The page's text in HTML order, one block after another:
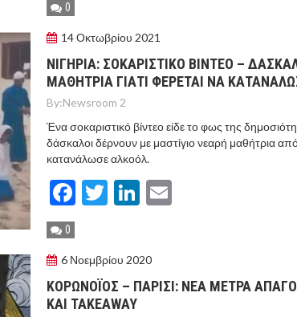
0
14 Οκτωβρίου 2021
ΝΙΓΗΡIΑ: ΣΟΚΑΡΙΣΤΙΚO ΒIΝΤΕΟ –
ΜΑΘΗΤΡΙΑ ΓΙΑΤΙ ΦΕΡΕΤΑΙ ΝΑ
By:Newsroom 2
Ένα σοκαριστικό βίντεο είδε το φως της
δάσκαλοι δέρνουν με μαστίγιο νεαρή μαθήτρια
κατανάλωσε αλκοόλ.
Facebook
TwitterLinkedIn
0
6 Νοεμβρίου 2020
ΚΟΡΩΝΟΪOΣ – ΠΑΡIΣΙ: ΝΈΑ ΜEΤΡΑ
ΚΑΙ TAKEAWAY